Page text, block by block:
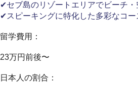
✔セブ島のリゾートエリアでビーチ
✔スピーキングに特化した多彩なコ
留学費用：
23万円前後〜
日本人の割合：